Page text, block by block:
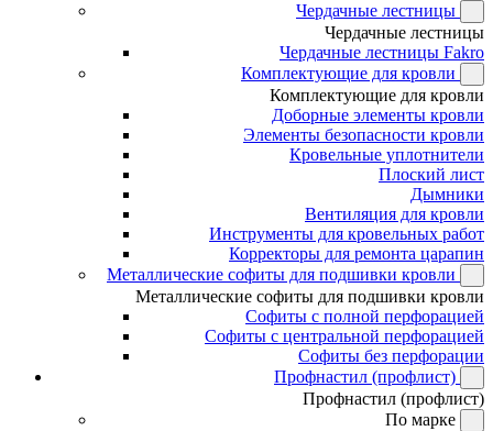
Чердачные лестницы
Чердачные лестницы
Чердачные лестницы Fakro
Комплектующие для кровли
Комплектующие для кровли
Доборные элементы кровли
Элементы безопасности кровли
Кровельные уплотнители
Плоский лист
Дымники
Вентиляция для кровли
Инструменты для кровельных работ
Корректоры для ремонта царапин
Металлические софиты для подшивки кровли
Металлические софиты для подшивки кровли
Софиты с полной перфорацией
Софиты с центральной перфорацией
Софиты без перфорации
Профнастил (профлист)
Профнастил (профлист)
По марке